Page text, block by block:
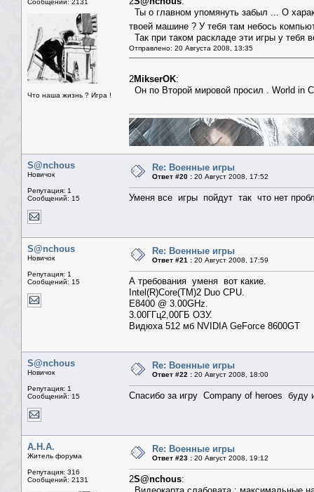
Сообщений: 2131
Что наша жизнь ? Игра !
Ты о главном упомянуть забыл ... О
твоей машине ? У тебя там небось
Так при таком раскладе эти игры у тебя
Отправлено: 20 Августа 2008, 13:35
2MikserOK:
Он по Второй мировой просил . World in
S@nchous
Новичок
Репутация: 1
Сообщений: 15
Re: Военные игры
Ответ #20 : 20 Август 2008, 17:52
Уменя все игры пойдут так что нет
S@nchous
Новичок
Репутация: 1
Сообщений: 15
Re: Военные игры
Ответ #21 : 20 Август 2008, 17:59
А требования уменя вот какие.
Intel(R)Core(TM)2 Duo CPU.
E8400 @ 3.00GHz.
3.00ГГц2,00ГБ ОЗУ.
Видюха 512 мб NVIDIA GeForce 8600GT
S@nchous
Новичок
Репутация: 1
Сообщений: 15
Re: Военные игры
Ответ #22 : 20 Август 2008, 18:00
Cпасибо за игру Company of heroes буду
А.Н.А.
Житель форума
Репутация: 316
Сообщений: 2131
Re: Военные игры
Ответ #23 : 20 Август 2008, 19:12
2S@nchous: